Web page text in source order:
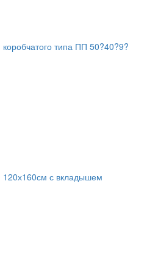
типа ПП 50?40?9?
с вкладышем